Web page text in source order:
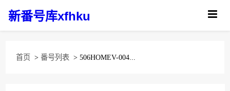
新番号库xfhku
首页 > 番号列表 > 506HOMEV-004...